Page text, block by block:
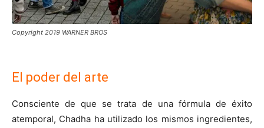
Copyright 2019 WARNER BROS
El poder del arte
Consciente de que se trata de una fórmula de éxito
atemporal, Chadha ha utilizado los mismos ingredientes,